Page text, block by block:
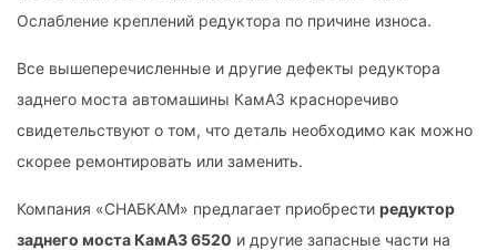
Ослабление креплений редуктора по причине износа.
Все вышеперечисленные и другие дефекты редуктора
заднего моста автомашины КамАЗ красноречиво
свидетельствуют о том, что деталь необходимо как можно
скорее ремонтировать или заменить.
Компания «СНАБКАМ» предлагает приобрести редуктор
заднего моста КамАЗ 6520 и другие запасные части на